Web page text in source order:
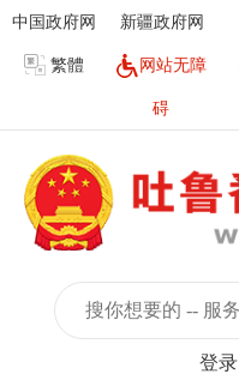
中国政府网 新疆政府网
繁體 网站无障
碍
登录